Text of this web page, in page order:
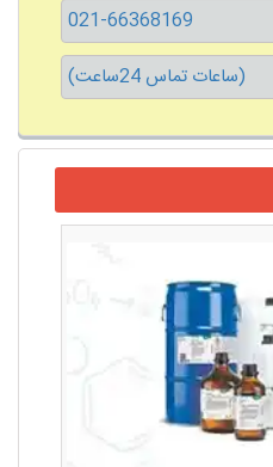
021-66368169
(ساعات تماس 24ساعت)